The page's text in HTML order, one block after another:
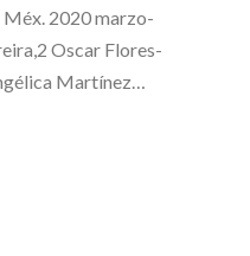
2020 marzo-
Oscar Flores-
Martínez…